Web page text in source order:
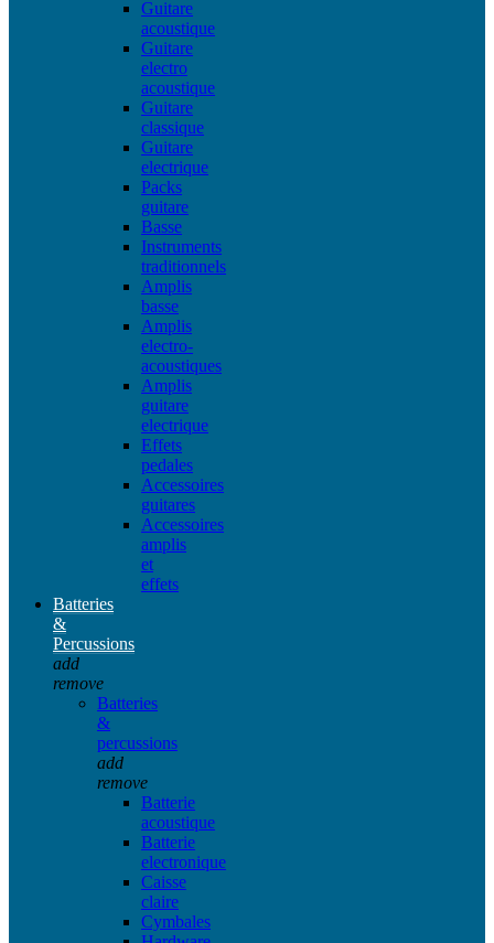
Guitare
acoustique
Guitare
electro
acoustique
Guitare
classique
Guitare
electrique
Packs
guitare
Basse
Instruments
traditionnels
Amplis
basse
Amplis
electro-
acoustiques
Amplis
guitare
electrique
Effets
pedales
Accessoires
guitares
Accessoires
amplis
et
effets
Batteries
&
Percussions
add
remove
Batteries
&
percussions
add
remove
Batterie
acoustique
Batterie
electronique
Caisse
claire
Cymbales